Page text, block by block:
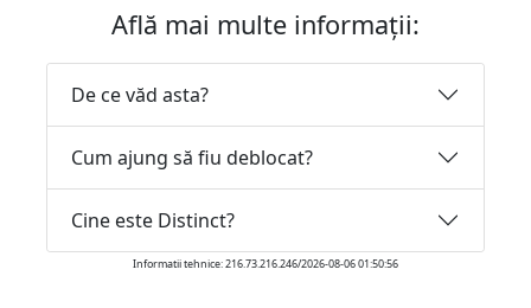
Află mai multe informații:
De ce văd asta?
Cum ajung să fiu deblocat?
Cine este Distinct?
Informatii tehnice: 216.73.216.246/2026-08-06 01:50:56